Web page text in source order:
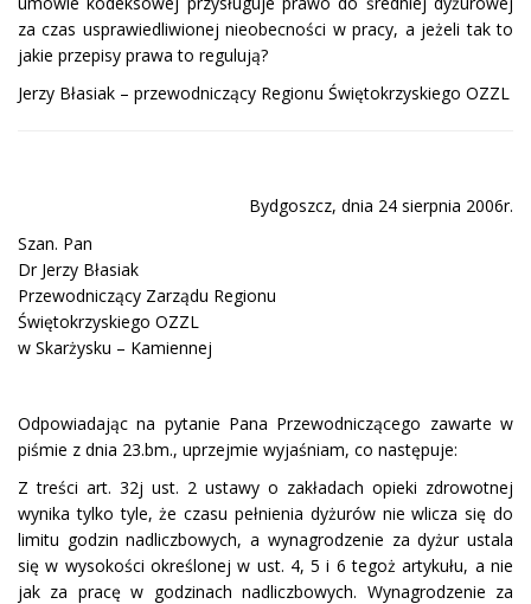
za czas usprawiedliwionej nieobecności w pracy, a jeżeli tak to
jakie przepisy prawa to regulują?
Jerzy Błasiak – przewodniczący Regionu Świętokrzyskiego OZZL
Bydgoszcz, dnia 24 sierpnia 2006r.
Szan. Pan
Dr Jerzy Błasiak
Przewodniczący Zarządu Regionu
Świętokrzyskiego OZZL
w Skarżysku – Kamiennej
Odpowiadając na pytanie Pana Przewodniczącego zawarte w
piśmie z dnia 23.bm., uprzejmie wyjaśniam, co następuje:
Z treści art. 32j ust. 2 ustawy o zakładach opieki zdrowotnej
wynika tylko tyle, że czasu pełnienia dyżurów nie wlicza się do
limitu godzin nadliczbowych, a wynagrodzenie za dyżur ustala
się w wysokości określonej w ust. 4, 5 i 6 tegoż artykułu, a nie
jak za pracę w godzinach nadliczbowych. Wynagrodzenie za